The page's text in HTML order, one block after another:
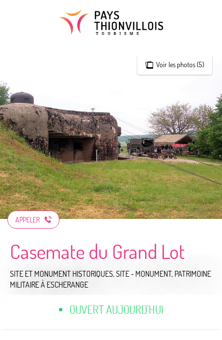
Voir les photos (5)
APPELER
Casemate du Grand Lot
SITE ET MONUMENT HISTORIQUES, SITE - MONUMENT, PATRIMOINE
MILITAIREÀ ESCHERANGE
OUVERT AUJOURD'HUI